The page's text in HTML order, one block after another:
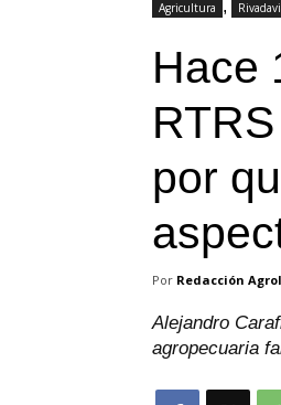
Agricultura ,
Hace
por
Por Redacción
Alejandro
agropecuaria